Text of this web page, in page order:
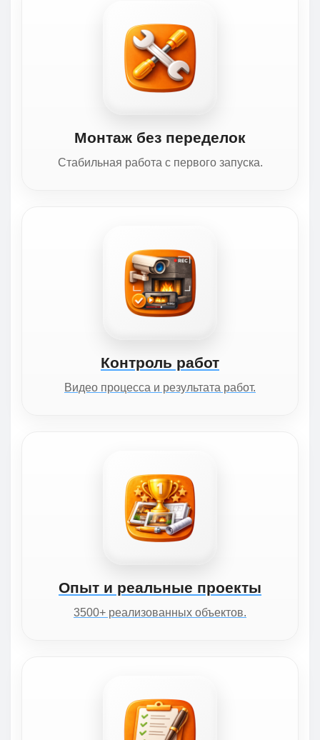
Монтаж без переделок
Стабильная работа с первого запуска.
Контроль работ
Видео процесса и результата работ.
Опыт и реальные проекты
3500+ реализованных объектов.